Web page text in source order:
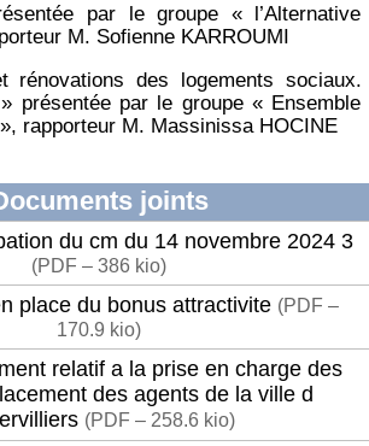
par le groupe « l’Alternative
M. Sofienne KARROUMI
rénovations des logements sociaux.
présentée par le groupe « Ensemble
rapporteur M. Massinissa HOCINE
joints
du cm du 14 novembre 2024 3
(PDF – 386 kio)
place du bonus attractivite (PDF –
170.9 kio)
relatif a la prise en charge des
des agents de la ville d
(PDF – 258.6 kio)